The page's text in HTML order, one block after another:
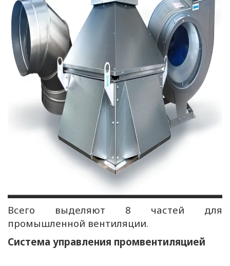
Всего выделяют 8 частей для
промышленной вентиляции.
Система управления промвентиляцией